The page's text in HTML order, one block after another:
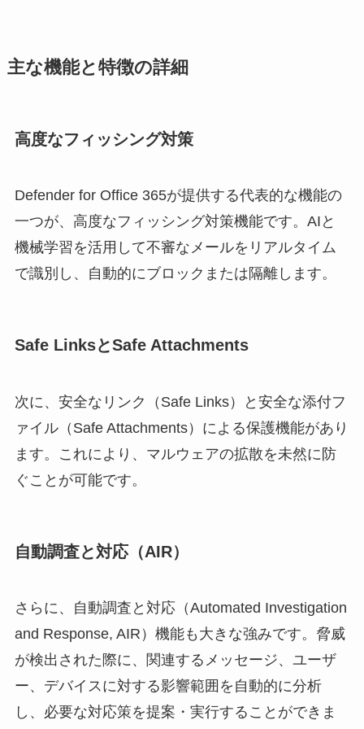
主な機能と特徴の詳細
高度なフィッシング対策
Defender for Office 365が提供する代表的な機能の
一つが、高度なフィッシング対策機能です。AIと
機械学習を活用して不審なメールをリアルタイム
で識別し、自動的にブロックまたは隔離します。
Safe LinksとSafe Attachments
次に、安全なリンク（Safe Links）と安全な添付フ
ァイル（Safe Attachments）による保護機能があり
ます。これにより、マルウェアの拡散を未然に防
ぐことが可能です。
自動調査と対応（AIR）
さらに、自動調査と対応（Automated Investigation
and Response, AIR）機能も大きな強みです。脅威
が検出された際に、関連するメッセージ、ユーザ
ー、デバイスに対する影響範囲を自動的に分析
し、必要な対応策を提案・実行することができま